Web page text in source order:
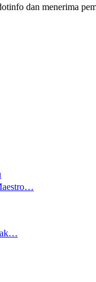
dan menerima